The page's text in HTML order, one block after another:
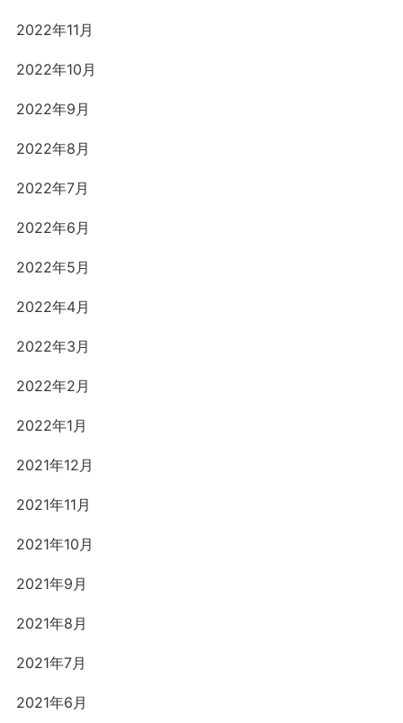
2022年11月
2022年10月
2022年9月
2022年8月
2022年7月
2022年6月
2022年5月
2022年4月
2022年3月
2022年2月
2022年1月
2021年12月
2021年11月
2021年10月
2021年9月
2021年8月
2021年7月
2021年6月